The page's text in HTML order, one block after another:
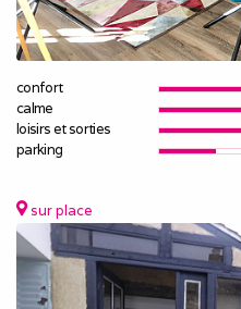
confort
calme
loisirs et sorties
parking
sur place